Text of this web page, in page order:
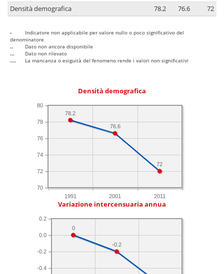
Densità demografica 78.2 76.6 72
-
Indicatore non applicabile per valore nullo o poco significativo del
denominatore
..
Dato non ancora disponibile
...
Dato non rilevato
....
La mancanza o esiguità del fenomeno rende i valori non significativi
Densità demografica
1991 2001 2011
70
72
74
76
78
80
72
76.6
78.2
Variazione intercensuaria annua
-0.4
-0.2
0.0
0.2
-0.2
0